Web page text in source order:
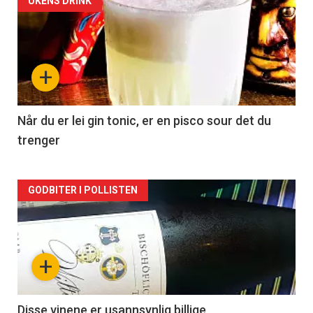
akkurat
nå
-
2
+
Når du er lei gin tonic, er en pisco sour det du
trenger
Forsiden
akkurat
nå+
GODBITER I POLLISTEN
Disse vinene er usannsynlig billige